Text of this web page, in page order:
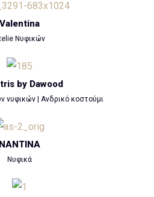
Valentina
Νυφικών
by Dawood
νυφικών | Ανδρικό κοστούμι
NANTINA
Νυφικά